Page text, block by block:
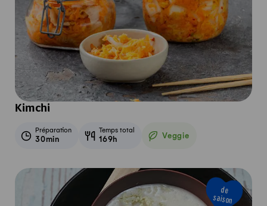
Kimchi
Préparation
30min
Temps total
169h Veggie
Veggie
de
saison